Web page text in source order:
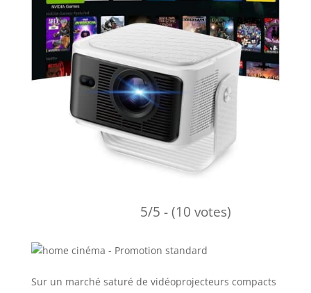
5/5 - (10 votes)
Sur un marché saturé de vidéoprojecteurs compacts